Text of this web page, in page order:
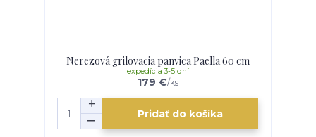
Nerezová grilovacia panvica Paella 60 cm
179 €/ks
expedícia 3-5 dní
Pridať do košíka